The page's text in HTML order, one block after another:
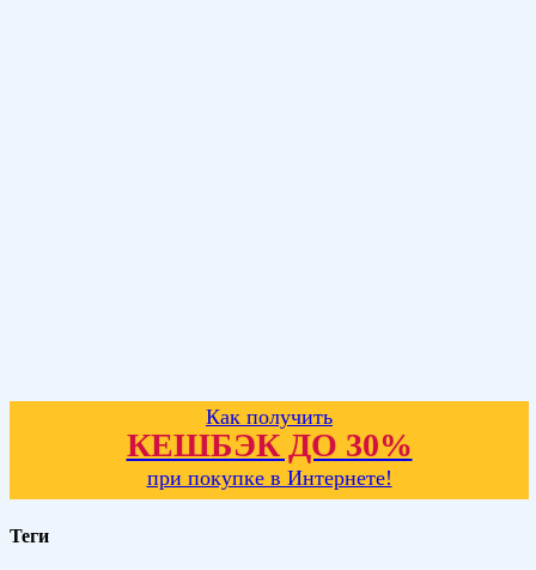
Как получить
КЕШБЭК ДО 30%
при покупке в Интернете!
Теги